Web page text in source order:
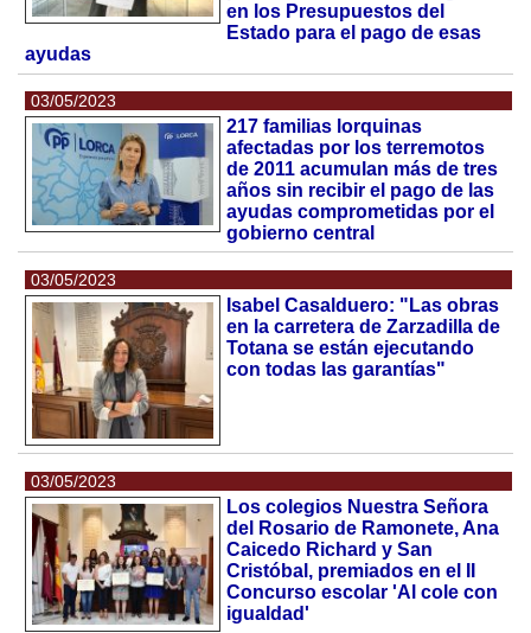
en los Presupuestos del
Estado para el pago de esas
ayudas
03/05/2023
217 familias lorquinas
afectadas por los terremotos
de 2011 acumulan más de tres
años sin recibir el pago de las
ayudas comprometidas por el
gobierno central
03/05/2023
Isabel Casalduero: "Las obras
en la carretera de Zarzadilla de
Totana se están ejecutando
con todas las garantías"
03/05/2023
Los colegios Nuestra Señora
del Rosario de Ramonete, Ana
Caicedo Richard y San
Cristóbal, premiados en el II
Concurso escolar 'Al cole con
igualdad'